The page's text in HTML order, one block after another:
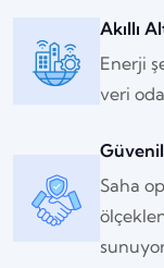
Akıllı
Enerji
veri
Saha